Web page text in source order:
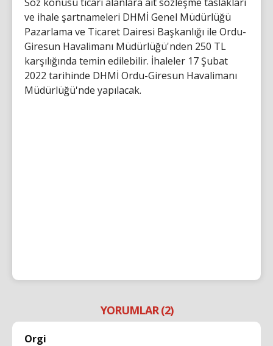
ve ihale şartnameleri DHMİ Genel Müdürlüğü
Pazarlama ve Ticaret Dairesi Başkanlığı ile Ordu-
Giresun Havalimanı Müdürlüğü'nden 250 TL
karşılığında temin edilebilir. İhaleler 17 Şubat
2022 tarihinde DHMİ Ordu-Giresun Havalimanı
Müdürlüğü'nde yapılacak.
YORUMLAR (2)
Orgi